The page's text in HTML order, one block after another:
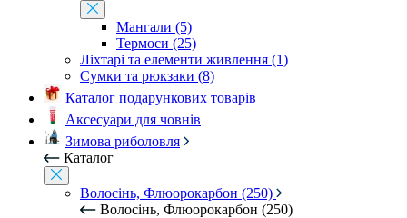
Мангали (5)
Термоси (25)
Ліхтарі та елементи живлення (1)
Сумки та рюкзаки (8)
Каталог подарункових товарів
Аксесуари для човнів
Зимова риболовля
Каталог
Волосінь, Флюорокарбон (250)
Волосінь, Флюорокарбон (250)